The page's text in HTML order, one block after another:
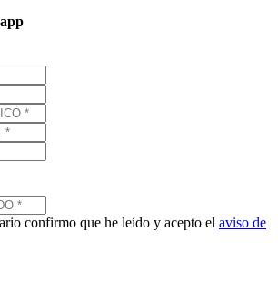
confirmo que he leído y acepto el aviso de